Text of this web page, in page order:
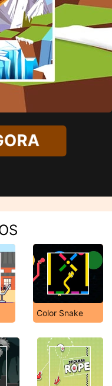
Color Snake